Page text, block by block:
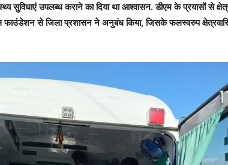
सुविधाएं उपलब्ध कराने का दिया था आश्वासन. डीएम के प्रयासों से
फाउंडेशन से जिला प्रशासन ने अनुबंध किया, जिसके फलस्वरुप